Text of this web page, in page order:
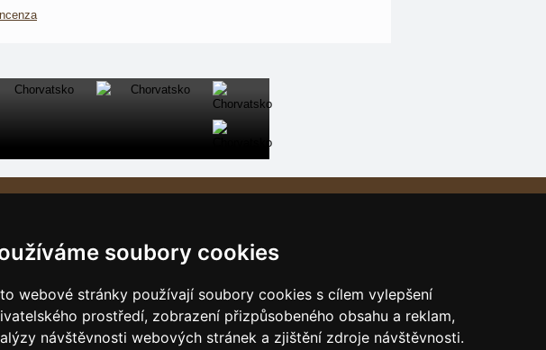
soubory cookies
webové stránky používají soubory cookies s cílem vylepšení
prostředí, zobrazení přizpůsobeného obsahu a reklam,
návštěvnosti webových stránek a zjištění zdroje návštěvnosti.
Slovenské hory
Chorvatsko
Alpy
Itálie